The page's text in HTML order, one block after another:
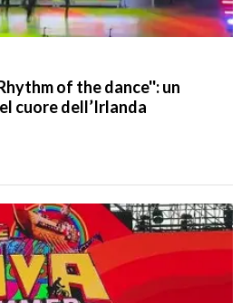
of the dance'': un
cuore dell’Irlanda